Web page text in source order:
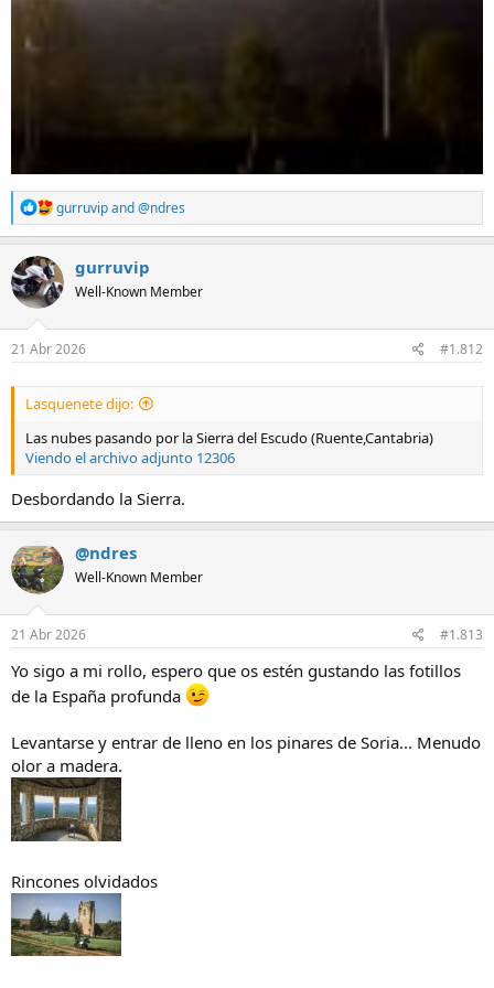
R
e
a
c
i
n
s
gurruvipand@ndres
gurruvip
Well-Known Member
21 Abr 2026 #1.812
Lasquenete dijo:
Las nubes pasando por la Sierra del Escudo (Ruente,Cantabria)
Viendo el archivo adjunto 12306
Desbordando la Sierra.
@ndres
Well-Known Member
21 Abr 2026 #1.813
Yo sigo a mi rollo, espero que os estén gustando las fotillos
de la España profunda
Levantarse y entrar de lleno en los pinares de Soria... Menudo
olor a madera.
Rincones olvidados